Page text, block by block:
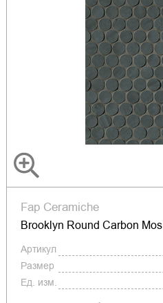
Fap Ceramiche
Brooklyn Round Carbon Mos
Артикул
Размер
Ед. изм.